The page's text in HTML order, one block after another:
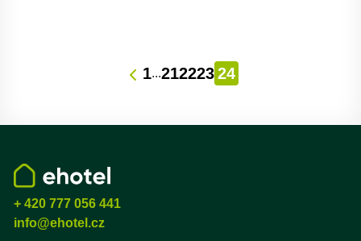
1...212223 24
+ 420 777 056 441
info@ehotel.cz